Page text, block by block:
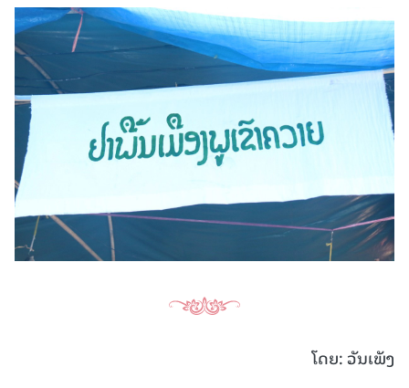
ໂດຍ: ວັນເພັງ